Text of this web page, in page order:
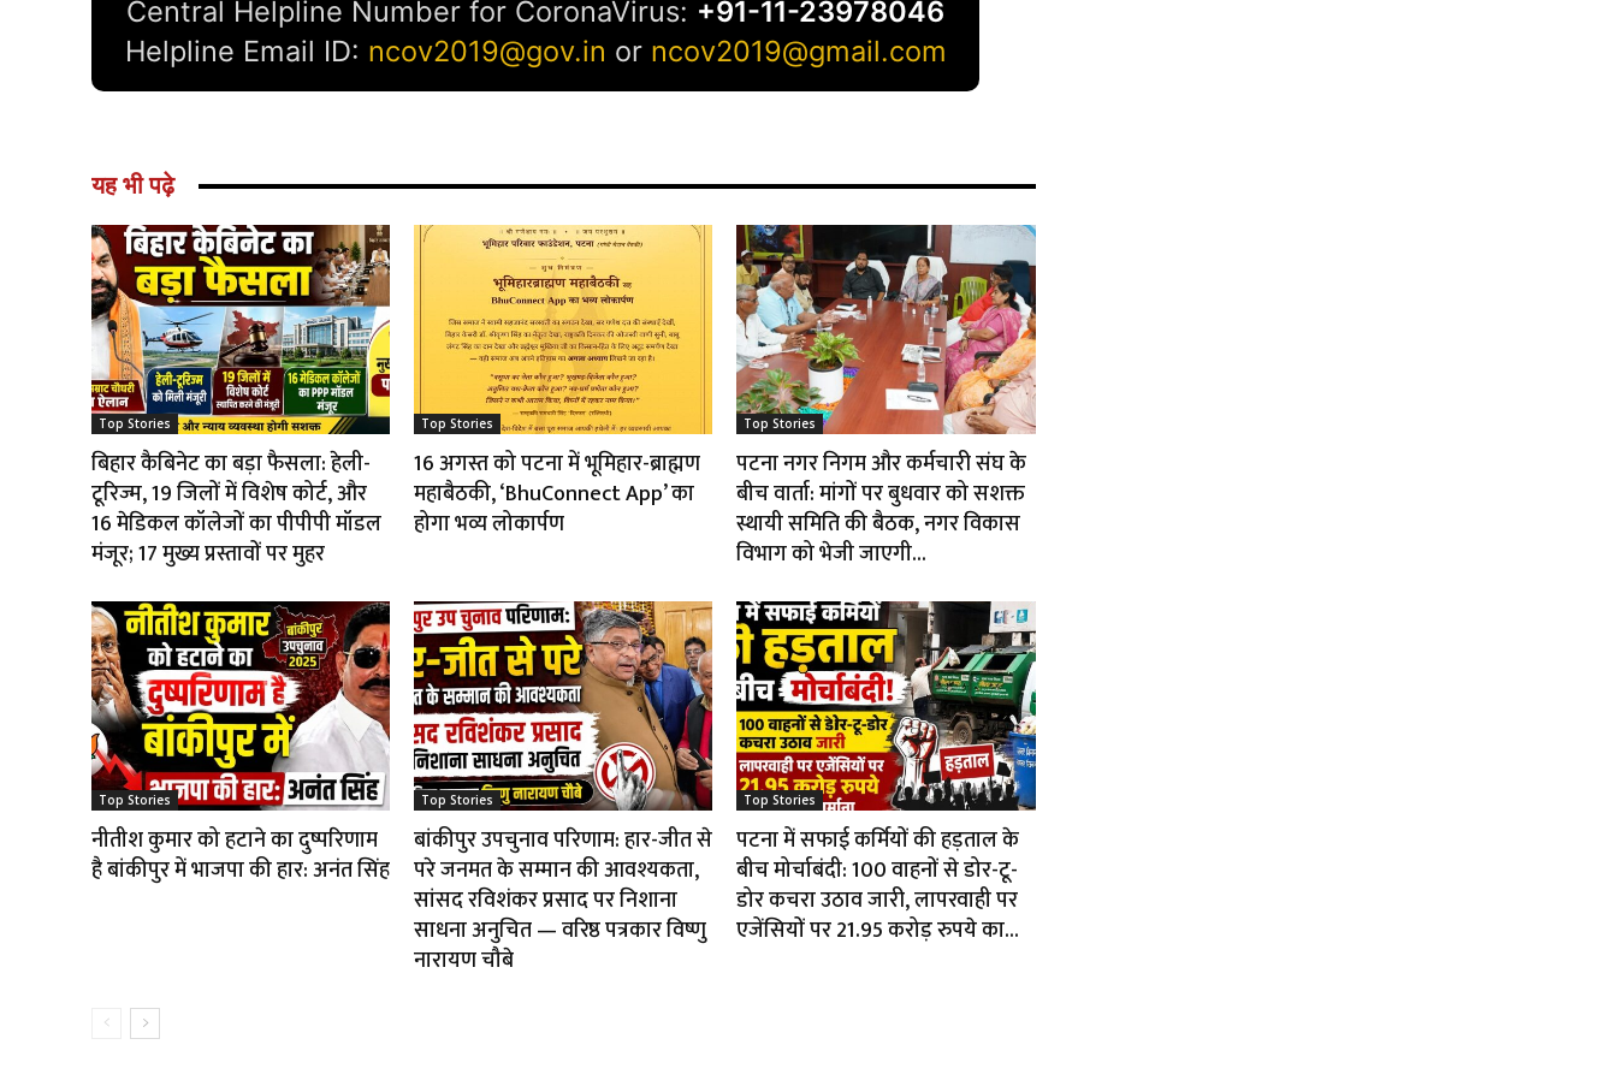
यह भी पढ़े
Top Stories
बिहार कैबिनेट का बड़ा फैसला: हेली-
टूरिज्म, 19 जिलों में विशेष कोर्ट, और
16 मेडिकल कॉलेजों का पीपीपी मॉडल
मंजूर; 17 मुख्य प्रस्तावों पर मुहर
Top Stories
16 अगस्त को पटना में भूमिहार-ब्राह्मण
महाबैठकी, ‘BhuConnect App’ का
होगा भव्य लोकार्पण
Top Stories
पटना नगर निगम और कर्मचारी संघ के
बीच वार्ता: मांगों पर बुधवार को सशक्त
स्थायी समिति की बैठक, नगर विकास
विभाग को भेजी जाएगी...
Top Stories
नीतीश कुमार को हटाने का दुष्परिणाम
है बांकीपुर में भाजपा की हार: अनंत सिंह
Top Stories
बांकीपुर उपचुनाव परिणाम: हार-जीत से
परे जनमत के सम्मान की आवश्यकता,
सांसद रविशंकर प्रसाद पर निशाना
साधना अनुचित — वरिष्ठ पत्रकार विष्णु
नारायण चौबे
Top Stories
पटना में सफाई कर्मियों की हड़ताल के
बीच मोर्चाबंदी: 100 वाहनों से डोर-टू-
डोर कचरा उठाव जारी, लापरवाही पर
एजेंसियों पर 21.95 करोड़ रुपये का...